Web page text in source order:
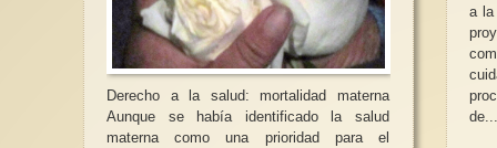
Derecho a la salud: mortalidad materna
Aunque se había identificado la salud
materna como una prioridad para el
a la
de...